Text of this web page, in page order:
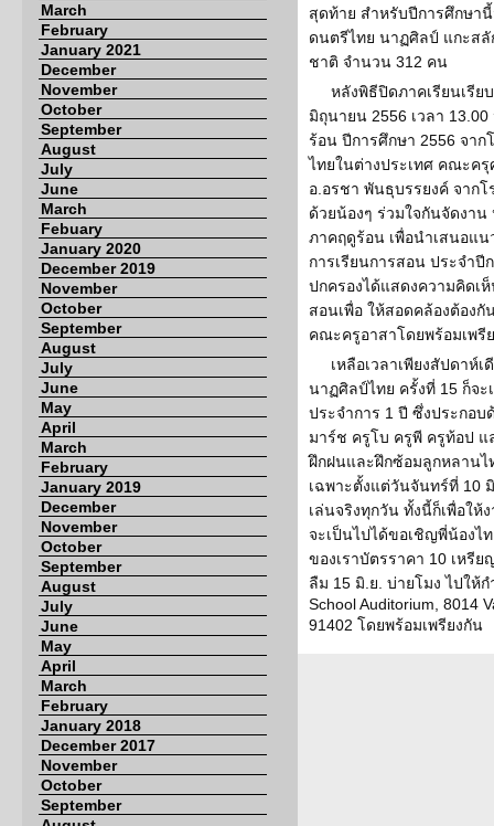
March
February
January 2021
December
November
October
September
August
July
June
March
Febuary
January 2020
December 2019
November
October
September
August
July
June
May
April
March
February
January 2019
December
November
October
September
August
July
June
May
April
March
February
January 2018
December 2017
November
October
September
สุดท้าย สำหรับปีการศึกษา
ดนตรีไทย นาฏศิลป์ แกะส
ชาติ จำนวน 312 คน
หลังพิธีปิดภาคเรียนเรีย
มิถุนายน 2556 เวลา
ร้อน ปีการศึกษา 2556 จา
ไทยในต่างประเทศ คณะค
อ.อรชา พันธุบรรยงค์ จาก
ด้วยน้องๆ ร่วมใจกันจัดงา
ภาคฤดูร้อน เพื่อนำเสนอแ
การเรียนการสอน ประจำปี
ปกครองได้แสดงความคิดเ
สอนเพื่อ ให้สอดคล้องต้อง
คณะครูอาสาโดยพร้อมเพรี
เหลือเวลาเพียงสัปดาห์
นาฏศิลป์ไทย ครั้งที่ 15 ก็จ
ประจำการ 1 ปี ซึ่งประกอ
มาร์ช ครูโบ ครูพี ครูท้อป
ฝึกฝนและฝึกซ้อมลูกหลาน
เฉพาะตั้งแต่วันจันทร์ที่ 10
เล่นจริงทุกวัน ทั้งนี้ก็เพื่อใ
จะเป็นไปได้ขอเชิญพี่น้องไ
ของเราบัตรราคา 10 เหรี
ลืม 15 มิ.ย. บ่ายโมง ไปให้
School Auditorium, 8014
91402 โดยพร้อมเพรียงกัน